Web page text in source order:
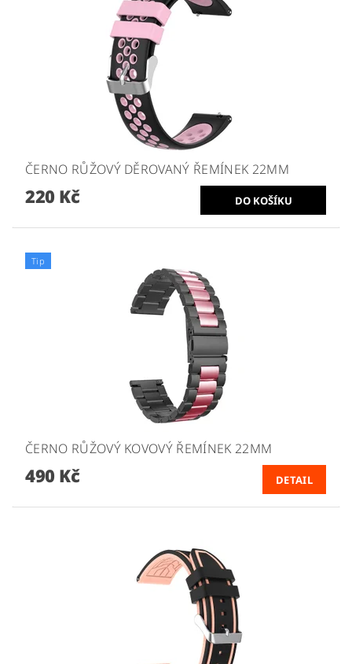
ČERNO RŮŽOVÝ DĚROVANÝ ŘEMÍNEK 22MM
220 Kč
Tip
ČERNO RŮŽOVÝ KOVOVÝ ŘEMÍNEK 22MM
490 Kč DETAIL